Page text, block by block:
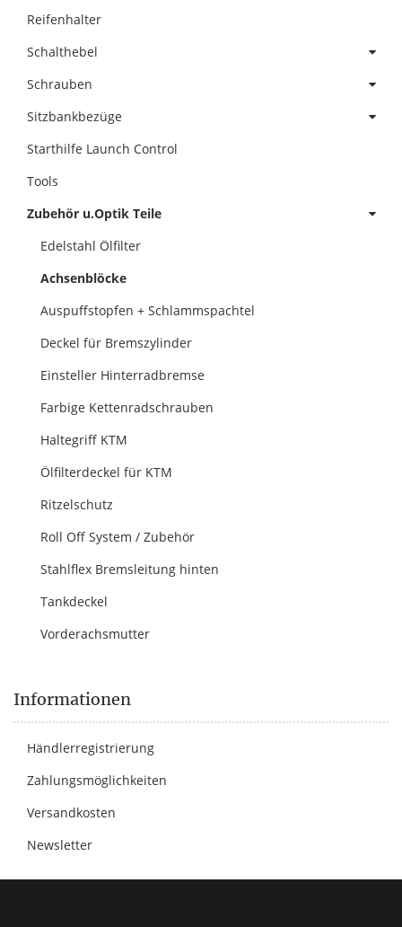
Reifenhalter
Schalthebel
Schrauben
Sitzbankbezüge
Starthilfe Launch Control
Tools
Zubehör u.Optik Teile
Edelstahl Ölfilter
Achsenblöcke
Auspuffstopfen + Schlammspachtel
Deckel für Bremszylinder
Einsteller Hinterradbremse
Farbige Kettenradschrauben
Haltegriff KTM
Ölfilterdeckel für KTM
Ritzelschutz
Roll Off System / Zubehör
Stahlflex Bremsleitung hinten
Tankdeckel
Vorderachsmutter
Informationen
Händlerregistrierung
Zahlungsmöglichkeiten
Versandkosten
Newsletter